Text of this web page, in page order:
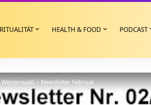
HEALTH & FOOD PODCAST
Westerwald>Newsletter Februar